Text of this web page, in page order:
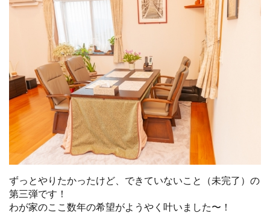
ずっとやりたかったけど、できていないこと（未完了）の
第三弾です！
わが家のここ数年の希望がようやく叶いました〜！